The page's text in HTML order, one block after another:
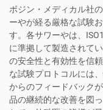
ボジン・メディカル社
ーやが経る厳格な試験
す。各サワーやは、
に準拠して製造されて
の安全性と有効性を信
な試験プロトコルには
からのフィードバック
品の継続的な改善を図